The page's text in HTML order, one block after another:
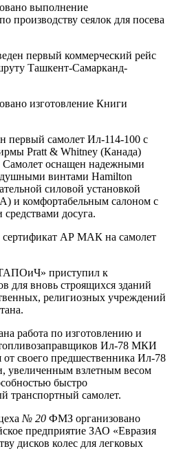
выполнение
производству сеялок для посева
первый коммерческий рейс
Ташкент-Самарканд-
изготовление Книги
первый самолет Ил-114-100 с
Pratt & Whitney (Канада)
Самолет оснащен надежными
винтами Hamilton
силовой установкой
и комфортабельным салоном с
досуга.
сертификат АР МАК на самолет
приступил к
для вновь строящихся зданий
религиозных учреждений
работа по изготовлению и
Ил-78 МКИ
своего предшественника Ил-78
увеличенным взлетным весом
быстро
транспортный самолет.
№ 20 ФМЗ организовано
предприятие ЗАО «Евразия
дисков колес для легковых